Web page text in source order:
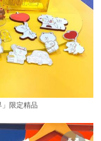
」限定精品